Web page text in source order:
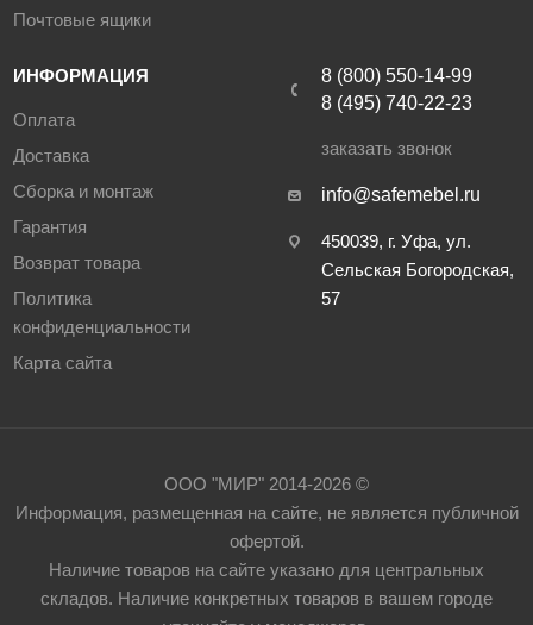
Почтовые ящики
ИНФОРМАЦИЯ
Оплата
Доставка
Сборка и монтаж
Гарантия
Возврат товара
Политика
конфиденциальности
Карта сайта
8 (800) 550-14-99
8 (495) 740-22-23
заказать звонок
info@safemebel.ru
450039, г. Уфа, ул.
Сельская Богородская,
57
ООО "МИР" 2014-2026 ©
Информация, размещенная на сайте, не является публичной
офертой.
Наличие товаров на сайте указано для центральных
складов. Наличие конкретных товаров в вашем городе